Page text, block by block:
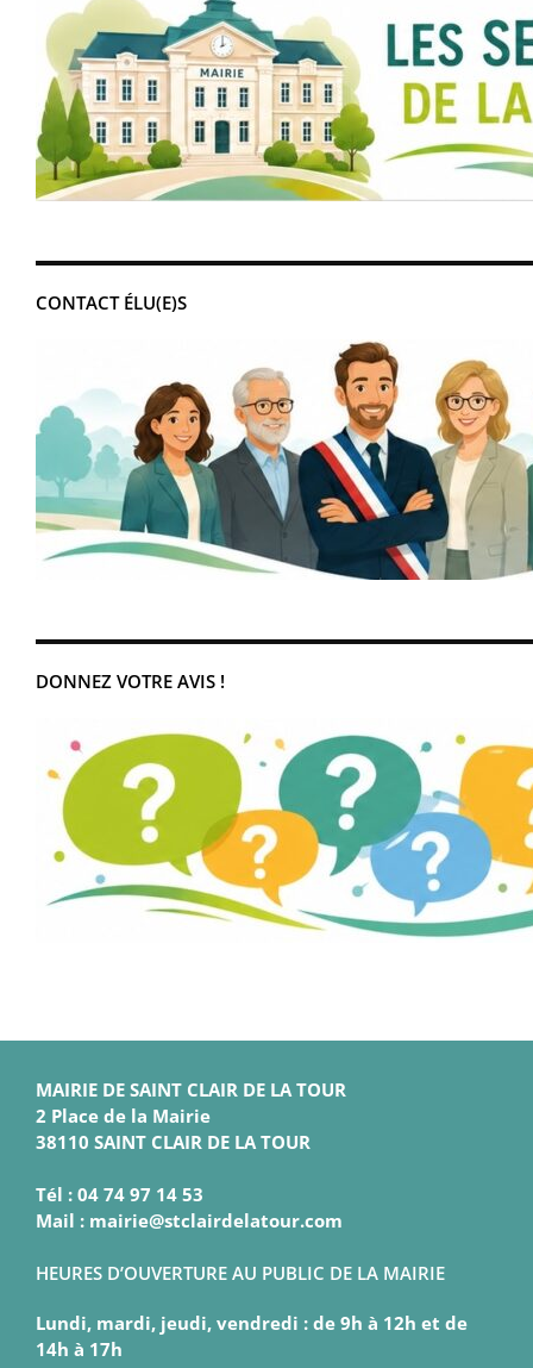
CONTACT ÉLU(E)S
DONNEZ VOTRE AVIS !
MAIRIE DE SAINT CLAIR DE LA TOUR
2 Place de la Mairie
38110 SAINT CLAIR DE LA TOUR
Tél : 04 74 97 14 53
Mail : mairie@stclairdelatour.com
HEURES D’OUVERTURE AU PUBLIC DE LA MAIRIE
Lundi, mardi, jeudi, vendredi : de 9h à 12h et de
14h à 17h